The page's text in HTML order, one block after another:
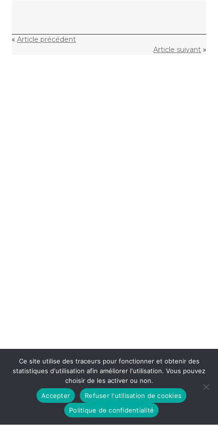
« Article précédent
Article suivant »
Ce site utilise des traceurs pour fonctionner et obtenir des
statistiques d'utilisation afin améliorer l'utilisation. Vous pouvez
choisir de les activer ou non.
Accepter
Refuser l'utilisation de cookies
Politique de confidentialité